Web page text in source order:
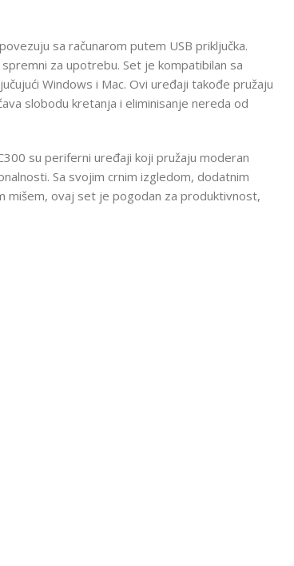
sa računarom putem USB priključka.
za upotrebu. Set je kompatibilan sa
Windows i Mac. Ovi uređaji takođe pružaju
slobodu kretanja i eliminisanje nereda od
su periferni uređaji koji pružaju moderan
Sa svojim crnim izgledom, dodatnim
mišem, ovaj set je pogodan za produktivnost,